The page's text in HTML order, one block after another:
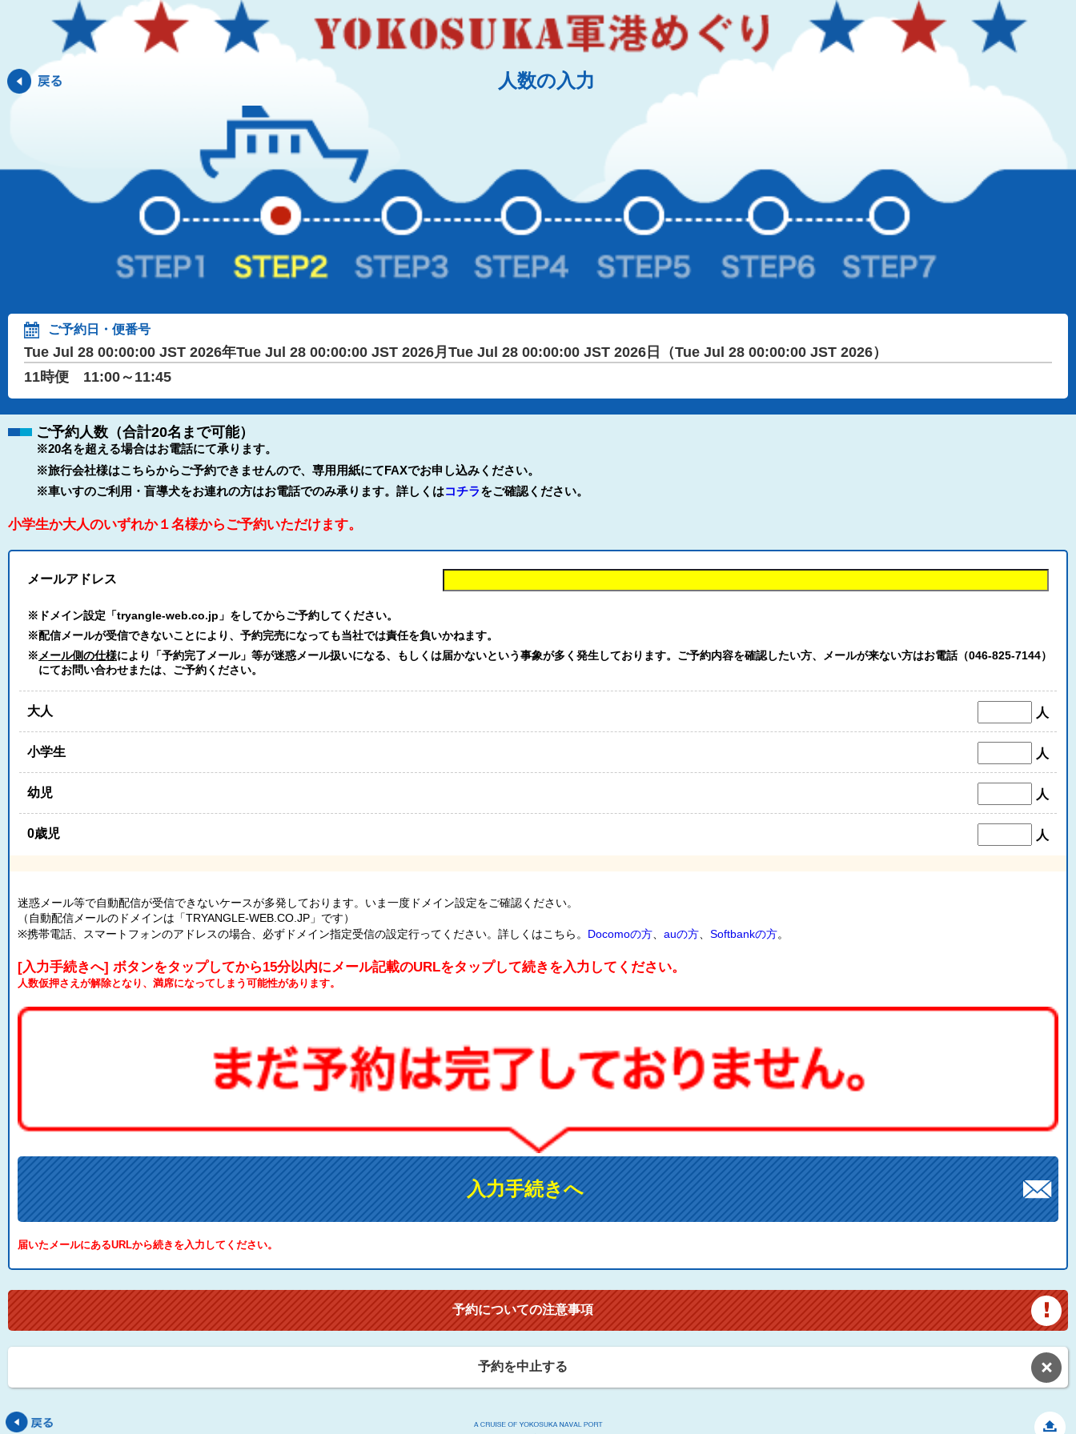
人数の入力
ご予約日・便番号
Tue Jul 28 00:00:00 JST 2026年Tue Jul 28 00:00:00 JST 2026月Tue Jul 28 00:00:00 JST 2026日（Tue Jul 28 00:00:00 JST 2026）
11時便 11:00～11:45
ご予約人数（合計20名まで可能）
※20名を超える場合はお電話にて承ります。
※旅行会社様はこちらからご予約できませんので、専用用紙にてFAXでお申し込みください。
※車いすのご利用・盲導犬をお連れの方はお電話でのみ承ります。詳しくはコチラをご確認ください。
小学生か大人のいずれか１名様からご予約いただけます。
メールアドレス
※ドメイン設定「tryangle-web.co.jp」をしてからご予約してください。
※配信メールが受信できないことにより、予約完売になっても当社では責任を負いかねます。
※ メール側の仕様により「予約完了メール」等が迷惑メール扱いになる、もしくは届かないという事象が多く発生しております。ご予約内容を確認したい方、メールが来ない方はお電話（046-825-7144）
にてお問い合わせまたは、ご予約ください。
大人 人
小学生 人
幼児 人
0歳児 人
迷惑メール等で自動配信が受信できないケースが多発しております。いま一度ドメイン設定をご確認ください。
（自動配信メールのドメインは「TRYANGLE-WEB.CO.JP」です）
※携帯電話、スマートフォンのアドレスの場合、必ずドメイン指定受信の設定行ってください。詳しくはこちら。 Docomoの方、 auの方、 Softbankの方。
[入力手続きへ] ボタンをタップしてから15分以内にメール記載のURLをタップして続きを入力してください。
人数仮押さえが解除となり、満席になってしまう可能性があります。
入力手続きへ
届いたメールにあるURLから続きを入力してください。
予約についての注意事項
予約を中止する